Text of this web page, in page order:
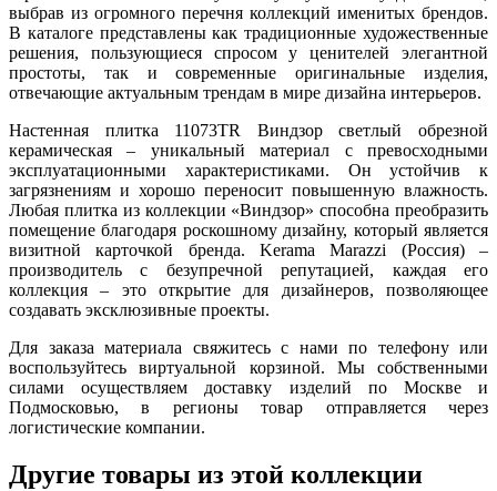
выбрав из огромного перечня коллекций именитых брендов.
В каталоге представлены как традиционные художественные
решения, пользующиеся спросом у ценителей элегантной
простоты, так и современные оригинальные изделия,
отвечающие актуальным трендам в мире дизайна интерьеров.
Настенная плитка 11073TR Виндзор светлый обрезной
керамическая – уникальный материал с превосходными
эксплуатационными характеристиками. Он устойчив к
загрязнениям и хорошо переносит повышенную влажность.
Любая плитка из коллекции «Виндзор» способна преобразить
помещение благодаря роскошному дизайну, который является
визитной карточкой бренда. Kerama Marazzi (Россия) –
производитель с безупречной репутацией, каждая его
коллекция – это открытие для дизайнеров, позволяющее
создавать эксклюзивные проекты.
Для заказа материала свяжитесь с нами по телефону или
воспользуйтесь виртуальной корзиной. Мы собственными
силами осуществляем доставку изделий по Москве и
Подмосковью, в регионы товар отправляется через
логистические компании.
Другие товары из этой коллекции